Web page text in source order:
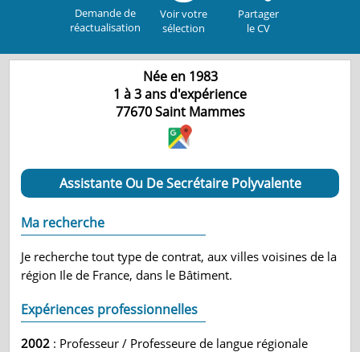
Demande de
réactualisation
Voir votre
sélection
Partager
le CV
Née en 1983
1 à 3 ans d'expérience
77670 Saint Mammes
Assistante Ou De Secrétaire Polyvalente
Ma recherche
Je recherche tout type de contrat, aux villes voisines de la
région Ile de France, dans le Bâtiment.
Expériences professionnelles
2002 : Professeur / Professeure de langue régionale